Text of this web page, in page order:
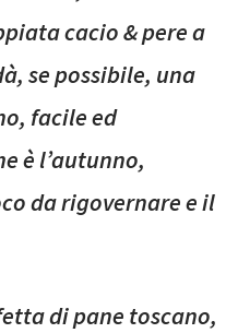
cacio & pere a
se possibile, una
facile ed
è l’autunno,
da rigovernare e il
di pane toscano,